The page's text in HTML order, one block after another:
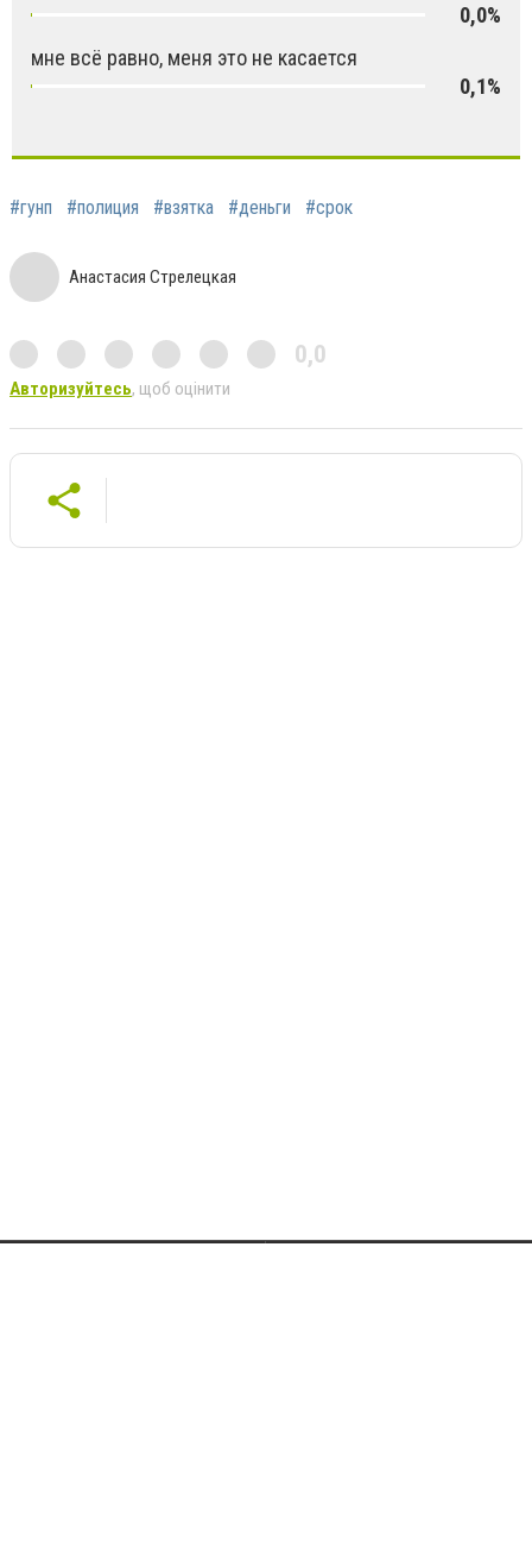
0,0%
мне всё равно, меня это не касается
0,1%
#гунп #полиция #взятка #деньги #срок
Анастасия Стрелецкая
0,0
Авторизуйтесь, щоб оцінити